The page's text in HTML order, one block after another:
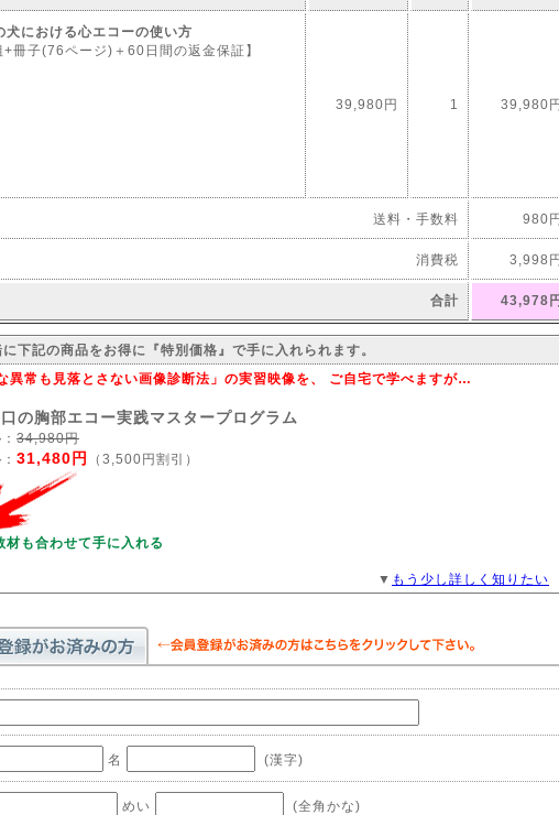
犬における心エコーの使い方
+冊子(76ページ)＋60日間の返金保証】
39,980円 1 39,980円
送料・手数料 980円
消費税 3,998円
合計 43,978円
下記の商品をお得に『特別価格』で手に入れられます。
異常も見落とさない画像診断法」の実習映像を、 ご自宅で学べますが…
の胸部エコー実践マスタープログラム
： 34,980円
： 31,480円 （3,500円割引）
材も合わせて手に入れる
▼ もう少し詳しく知りたい
名 (漢字)
めい (全角かな)